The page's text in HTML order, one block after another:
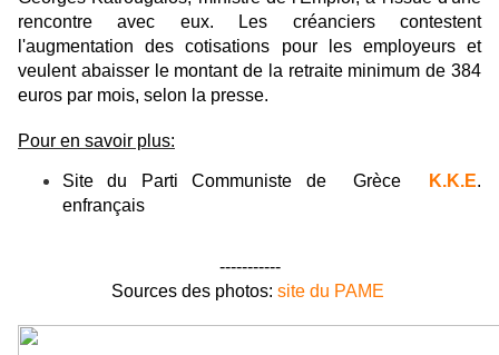
rencontre avec eux. Les créanciers contestent
l'augmentation des cotisations pour les employeurs et
veulent abaisser le montant de la retraite minimum de 384
euros par mois, selon la presse.
Pour en savoir plus:
Site du Parti Communiste de Grèce K.K.E.
enfrançais
-----------
Sources des photos: site du PAME